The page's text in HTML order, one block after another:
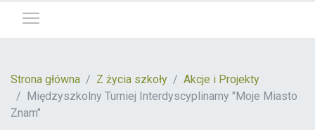
Strona główna Z życia szkoły
Akcje i Projekty
Międzyszkolny Turniej Interdyscyplinarny "Moje Miasto
Znam"